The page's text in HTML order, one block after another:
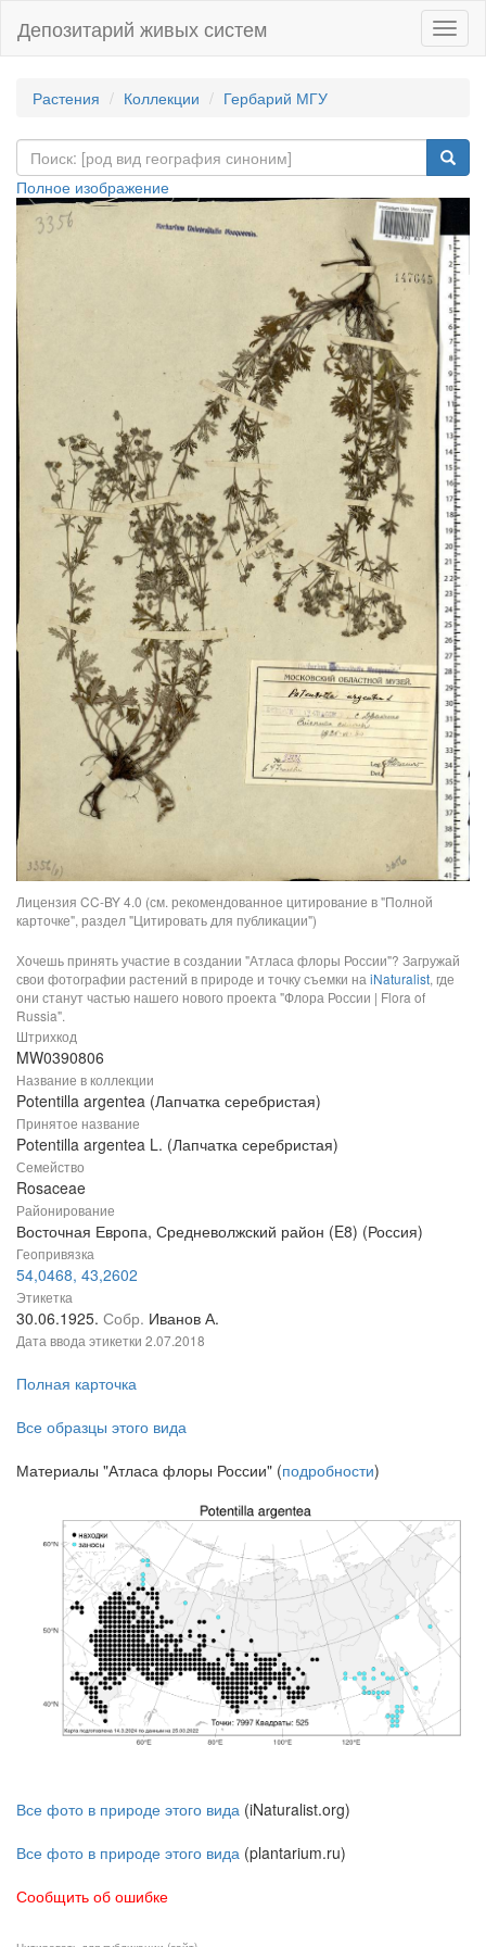
Депозитарий живых систем
Растения Коллекции Гербарий МГУ
Полное изображение
Лицензия CC-BY 4.0 (см. рекомендованное цитирование в "Полной
карточке", раздел "Цитировать для публикации")
Хочешь принять участие в создании "Атласа флоры России"? Загружай
свои фотографии растений в природе и точку съемки на iNaturalist, где
они станут частью нашего нового проекта "Флора России | Flora of
Russia".
Штрихкод
MW0390806
Название в коллекции
Potentilla argentea (Лапчатка серебристая)
Принятое название
Potentilla argentea L. (Лапчатка серебристая)
Семейство
Rosaceae
Районирование
Восточная Европа, Средневолжский район (E8) (Россия)
Геопривязка
54,0468, 43,2602
Этикетка
30.06.1925. Собр. Иванов А.
Дата ввода этикетки 2.07.2018
Полная карточка
Все образцы этого вида
Материалы "Атласа флоры России" (подробности)
Все фото в природе этого вида (iNaturalist.org)
Все фото в природе этого вида (plantarium.ru)
Сообщить об ошибке